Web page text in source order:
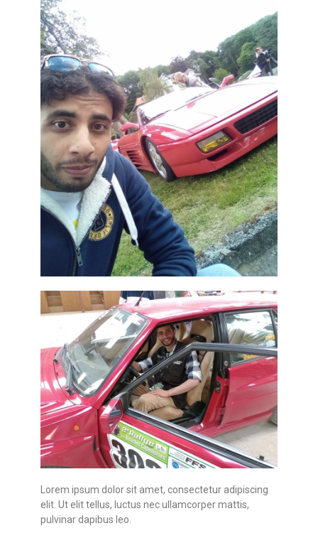
Lorem ipsum dolor sit amet, consectetur adipiscing
elit. Ut elit tellus, luctus nec ullamcorper mattis,
pulvinar dapibus leo.